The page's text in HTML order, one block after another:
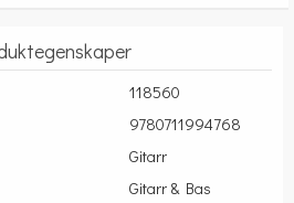
118560
9780711994768
Gitarr
Gitarr & Bas